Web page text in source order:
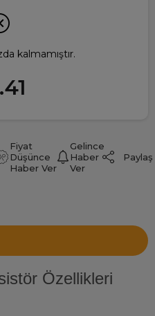
kalmamıştır.
Fiyat
Düşünce
Haber Ver
Gelince
Haber
Ver
Paylaş
Özellikleri